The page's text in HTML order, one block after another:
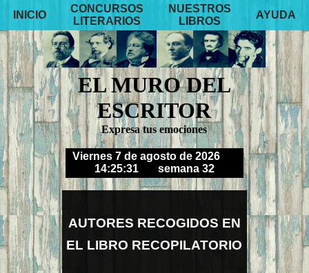
INICIO
CONCURSOS
LITERARIOS
NUESTROS
LIBROS
AYUDA
EL MURO DEL
ESCRITOR
Expresa tus emociones
Viernes 7 de agosto de 2026
14:25:34semana 32
AUTORES RECOGIDOS EN
EL LIBRO RECOPILATORIO